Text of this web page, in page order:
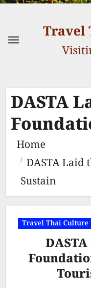
Travel
DASTA
Home
DASTA Laid
Sustain
Travel Thai Culture